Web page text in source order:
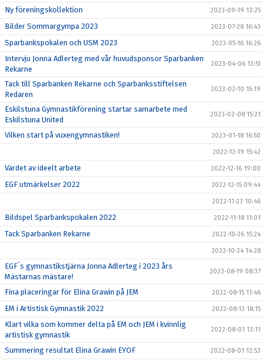
Ny föreningskollektion 2023-09-19 13:25
Bilder Sommargympa 2023 2023-07-28 16:43
Sparbankspokalen och USM 2023 2023-05-16 16:26
Intervju Jonna Adlerteg med vår huvudsponsor Sparbanken
Rekarne
2023-04-06 13:51
Tack till Sparbanken Rekarne och Sparbanksstiftelsen
Redaren
2023-02-10 15:19
Eskilstuna Gymnastikförening startar samarbete med
Eskilstuna United
2023-02-08 15:21
Vilken start på vuxengymnastiken! 2023-01-18 16:50
2022-12-19 15:42
Värdet av ideelt arbete 2022-12-16 19:00
EGF utmärkelser 2022 2022-12-15 09:44
2022-11-23 10:46
Bildspel Sparbankspokalen 2022 2022-11-18 11:01
Tack Sparbanken Rekarne 2022-10-26 15:24
2022-10-24 14:28
EGF`s gymnastikstjärna Jonna Adlerteg i 2023 års
Mästarnas mästare!
2022-08-19 08:37
Fina placeringar för Elina Grawin på JEM 2022-08-15 11:46
EM i Artistisk Gymnastik 2022 2022-08-13 18:15
Klart vilka som kommer delta på EM och JEM i kvinnlig
artistisk gymnastik
2022-08-01 13:11
Summering resultat Elina Grawin EYOF 2022-08-01 12:53